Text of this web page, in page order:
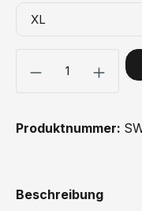
Produkt Anzahl: Gib
Produktnummer:
Beschreibung